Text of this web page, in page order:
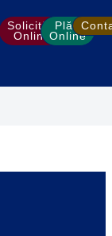
Solicitări
Online
Plăți
Online